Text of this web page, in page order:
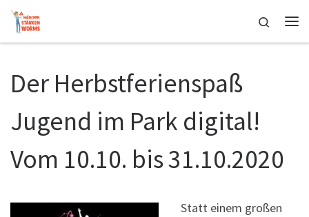
Zum Inhalt springen
Search
Der Herbstferienspaß
Jugend im Park digital!
Vom 10.10. bis 31.10.2020
Statt einem großen